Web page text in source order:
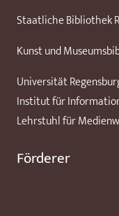
Staatliche Bibliothek
Kunst und
Universität
Institut für
Lehrstuhl für
Förderer